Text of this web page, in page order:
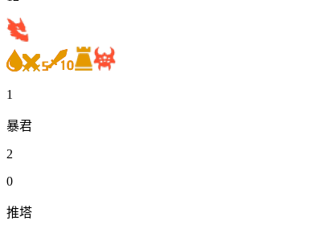
1
暴君
2
0
推塔